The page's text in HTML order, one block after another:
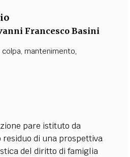
Francesco Basini
colpa, mantenimento,
pare istituto da
di una prospettiva
del diritto di famiglia